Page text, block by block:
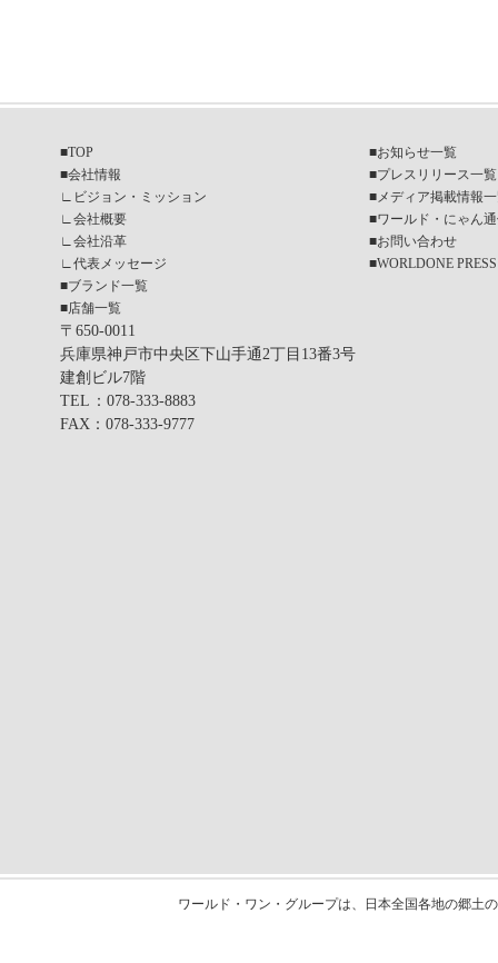
■TOP
■会社情報
∟
ビジョン・ミッション
∟ 会社概要
∟ 会社沿革
∟ 代表メッセージ
■ブランド一覧
■店舗一覧
■お知らせ一覧
■プレスリリース一覧
■ メディア掲載情報
■ワールド・にゃん
■お問い合わせ
■WORLDONE PRESS
〒650-0011
兵庫県神戸市中央区下山手通2丁目13番3号
建創ビル7階
TEL ：078-333-8883
FAX ：078-333-9777
ワールド・ワン・グループは、日本全国各地の郷土